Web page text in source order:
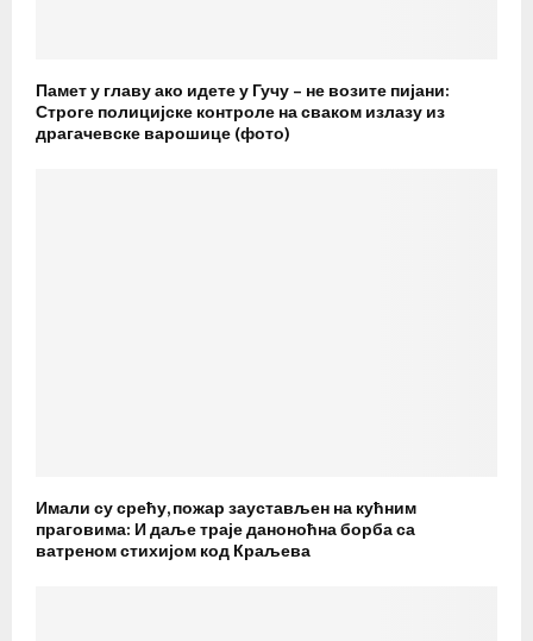
Памет у главу ако идете у Гучу – не возите пијани:
Строге полицијске контроле на сваком излазу из
драгачевске варошице (фото)
Имали су срећу, пожар заустављен на кућним
праговима: И даље траје даноноћна борба са
ватреном стихијом код Краљева